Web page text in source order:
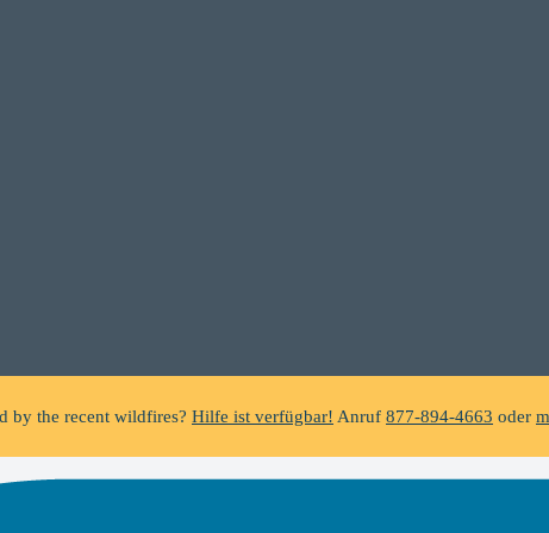
foreclosure?Hilfe ist verfügbar!Anruf 877-894-4663oder
does not make unsolicited phone calls and will never ask clients
a suspicious call claiming to be from WHRC, please contact us directly